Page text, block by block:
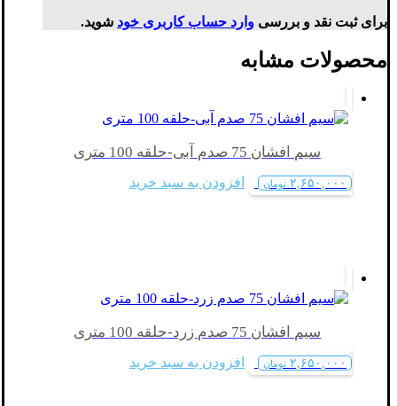
برای ثبت نقد و بررسی وارد حساب کاربری خود شوید.
محصولات مشابه
سیم افشان 75 صدم آبی-حلقه 100 متری
۲,۶۵۰,۰۰۰ تومان افزودن به سبد خرید
سیم افشان 75 صدم زرد-حلقه 100 متری
۲,۶۵۰,۰۰۰ تومان افزودن به سبد خرید